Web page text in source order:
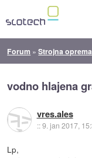
Forum »Strojna oprema
vodno hlajena
vres.ales
::9. jan 2017,
Lp,